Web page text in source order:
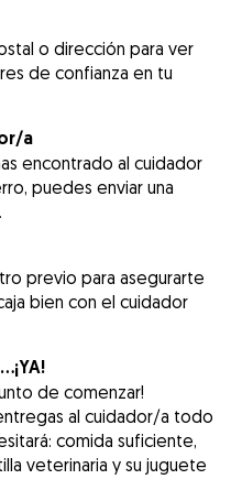
o dirección para ver
de confianza en tu
a
encontrado al cuidador
puedes enviar una
previo para asegurarte
bien con el cuidador
de comenzar!
al cuidador/a todo
comida suficiente,
veterinaria y su juguete